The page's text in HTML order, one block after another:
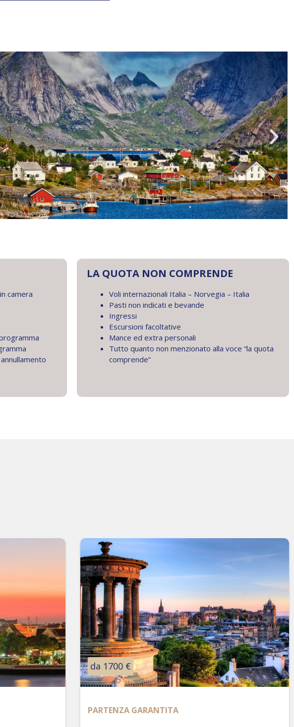
camera
LA QUOTA NON COMPRENDE
Voli internazionali Italia – Norvegia – Italia
Pasti non indicati e bevande
Ingressi
Escursioni facoltative
Mance ed extra personali
Tutto quanto non menzionato alla voce “la quota
comprende”
da 1700 €
PARTENZA GARANTITA